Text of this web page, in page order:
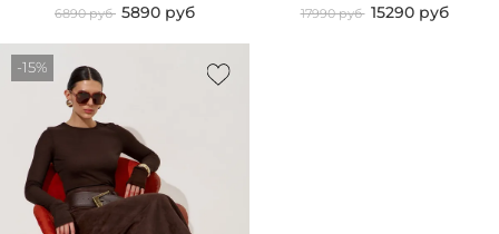
6890 руб 5890 руб 17990 руб 15290 руб
-15%